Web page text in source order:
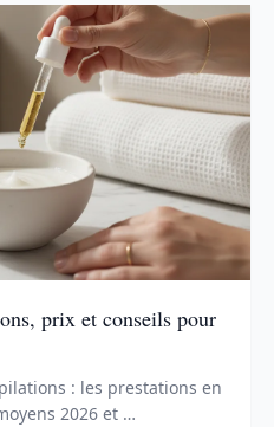
prix et conseils pour
: les prestations en
2026 et …